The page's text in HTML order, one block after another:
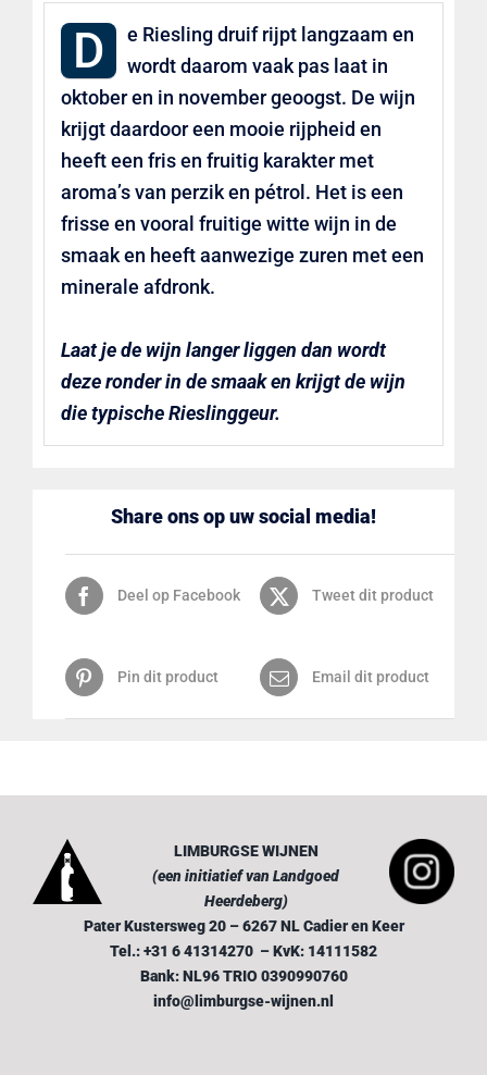
D
e Riesling druif rijpt langzaam en
wordt daarom vaak pas laat in
oktober en in november geoogst. De wijn
krijgt daardoor een mooie rijpheid en
heeft een fris en fruitig karakter met
aroma’s van perzik en pétrol. Het is een
frisse en vooral fruitige witte wijn in de
smaak en heeft aanwezige zuren met een
minerale afdronk.
Laat je de wijn langer liggen dan wordt
deze ronder in de smaak en krijgt de wijn
die typische Rieslinggeur.
Deel op Facebook Tweet dit product
Pin dit product Email dit product
Share ons op uw social media!
LIMBURGSE WIJNEN
(een initiatief van Landgoed
Heerdeberg)
Pater Kustersweg 20 – 6267 NL Cadier en Keer
Tel.: +31 6 41314270 – KvK: 14111582
Bank: NL96 TRIO 0390990760
info@limburgse-wijnen.nl